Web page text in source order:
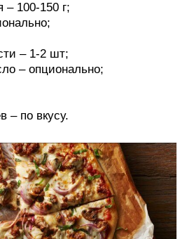
– 100-150 г;
– 1-2 шт;
– опционально;
– по вкусу.